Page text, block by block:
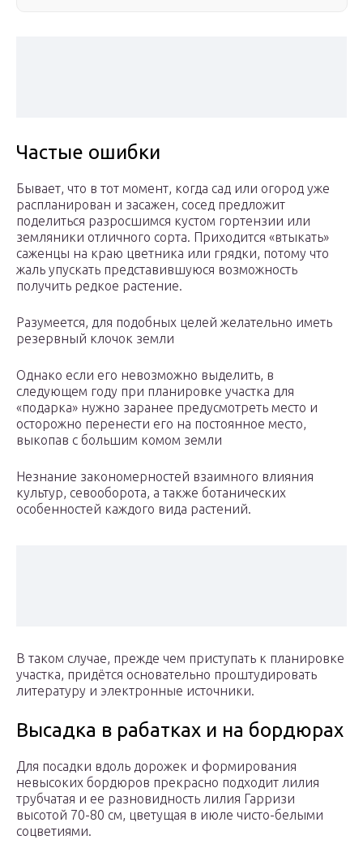
Частые ошибки
Бывает, что в тот момент, когда сад или огород уже
распланирован и засажен, сосед предложит
поделиться разросшимся кустом гортензии или
земляники отличного сорта. Приходится «втыкать»
саженцы на краю цветника или грядки, потому что
жаль упускать представившуюся возможность
получить редкое растение.
Разумеется, для подобных целей желательно иметь
резервный клочок земли
Однако если его невозможно выделить, в
следующем году при планировке участка для
«подарка» нужно заранее предусмотреть место и
осторожно перенести его на постоянное место,
выкопав с большим комом земли
Незнание закономерностей взаимного влияния
культур, севооборота, а также ботанических
особенностей каждого вида растений.
В таком случае, прежде чем приступать к планировке
участка, придётся основательно проштудировать
литературу и электронные источники.
Высадка в рабатках и на бордюрах
Для посадки вдоль дорожек и формирования
невысоких бордюров прекрасно подходит лилия
трубчатая и ее разновидность лилия Гарризи
высотой 70-80 см, цветущая в июле чисто-белыми
соцветиями.